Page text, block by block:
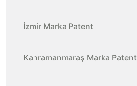
İzmir Marka Patent
Kahramanmaraş Marka Patent